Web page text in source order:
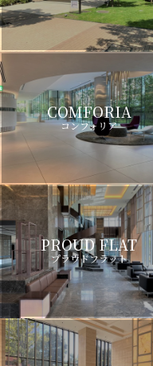
COMFORIA
コンフォリア
PROUD FLAT
プラウドフラット